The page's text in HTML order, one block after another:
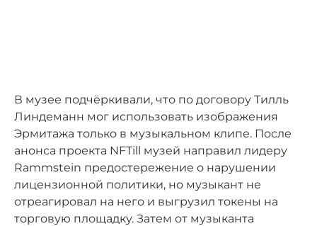
В музее подчёркивали, что по договору Тилль
Линдеманн мог использовать изображения
Эрмитажа только в музыкальном клипе. После
анонса проекта NFTill музей направил лидеру
Rammstein предостережение о нарушении
лицензионной политики, но музыкант не
отреагировал на него и выгрузил токены на
торговую площадку. Затем от музыканта